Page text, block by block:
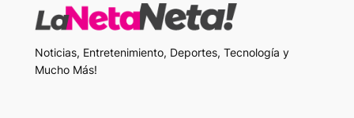
Noticias, Entretenimiento, Deportes, Tecnología y
Mucho Más!